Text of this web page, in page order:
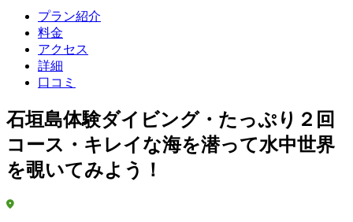
プラン紹介
料金
アクセス
詳細
口コミ
石垣島体験ダイビング・たっぷり２回
コース・キレイな海を潜って水中世界
を覗いてみよう！